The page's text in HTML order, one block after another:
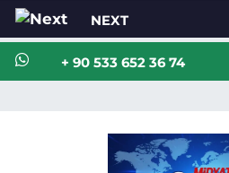
NEXT
+ 90 533 652 36 74